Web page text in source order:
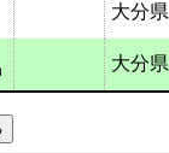
大分県
大分県